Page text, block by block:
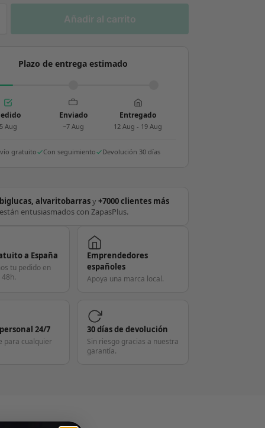
Añadir al carrito
Plazo de entrega estimado
Aug
Enviado
~7 Aug
Entregado
12 Aug - 19 Aug
gratuito Con seguimiento Devolución 30 días
biglucas, alvaritobarrasy+7000 clientes más
están entusiasmados con ZapasPlus.
a España
tu pedido en
Emprendedores
españoles
Apoya una marca local.
24/7
para cualquier
30 días de devolución
Sin riesgo gracias a nuestra
garantía.